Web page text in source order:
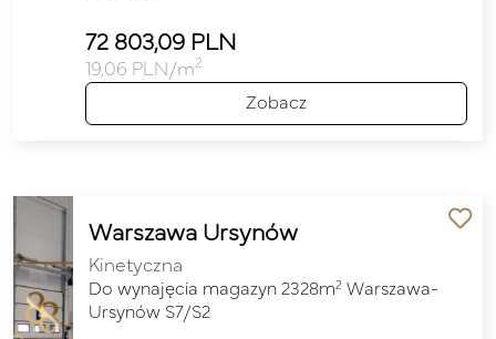
72 803,09 PLN
19,06 PLN/m2
Zobacz
Warszawa Ursynów
Kinetyczna
Do wynajęcia magazyn 2328m2 Warszawa-
Ursynów S7/S2